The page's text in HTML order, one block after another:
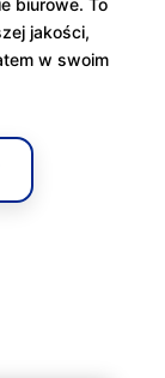
biurowe. To
jakości,
w swoim